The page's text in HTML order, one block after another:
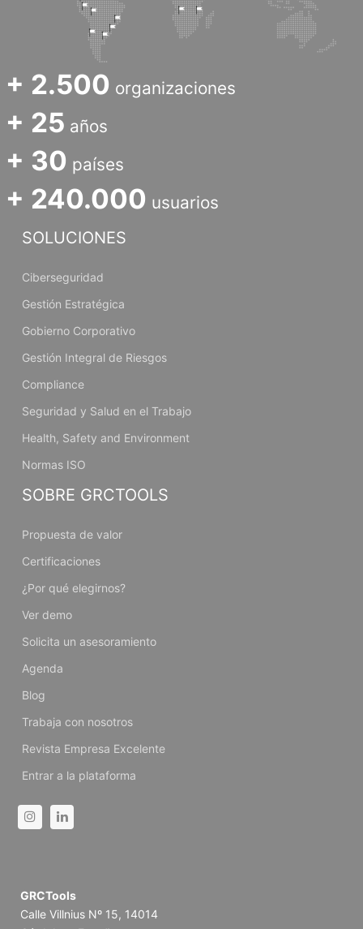
+ 2.500 organizaciones
+ 25 años
+ 30 países
+ 240.000 usuarios
SOLUCIONES
Ciberseguridad
Gestión Estratégica
Gobierno Corporativo
Gestión Integral de Riesgos
Compliance
Seguridad y Salud en el Trabajo
Health, Safety and Environment
Normas ISO
SOBRE GRCTOOLS
Propuesta de valor
Certificaciones
¿Por qué elegirnos?
Ver demo
Solicita un asesoramiento
Agenda
Blog
Trabaja con nosotros
Revista Empresa Excelente
Entrar a la plataforma
InstagramLinkedin
GRCTools
Calle Villnius Nº 15, 14014